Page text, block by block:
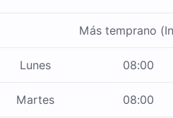
Más temprano
Lunes 08:00
Martes 08:00